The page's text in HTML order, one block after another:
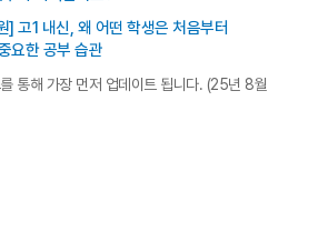
] 고1 내신, 왜 어떤 학생은 처음부터
요한 공부 습관
통해 가장 먼저 업데이트 됩니다. (25년 8월